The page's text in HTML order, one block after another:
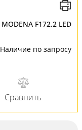
MODENA F172.2 LED
Наличие по запросу